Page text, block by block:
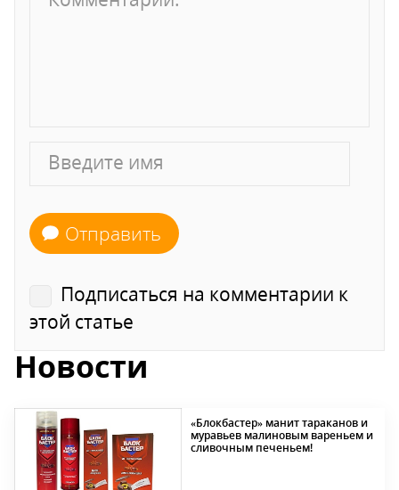
Отправить
Подписаться на комментарии к
этой статье
Новости
«Блокбастер» манит тараканов и
муравьев малиновым вареньем и
сливочным печеньем!